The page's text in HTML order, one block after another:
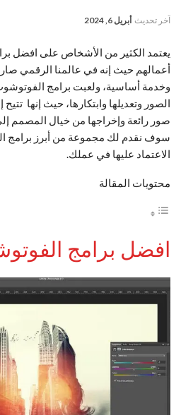
آخر تحديث أبريل 6, 2024
يعتمد الكثير من الأشخاص على افضل
أعمالهم حيث إنه في عالمنا الرقمي
وخدمة أساسية، ولعبت برامج
الصور وتعديلها وابتكارها، حيث إنها تتيح
صور رائعة وإخراجها من خيال المصمم
سوف نقدم لك مجموعة من أبرز برامج
الاعتماد عليها في عملك.
محتويات المقالة
افضل برامج